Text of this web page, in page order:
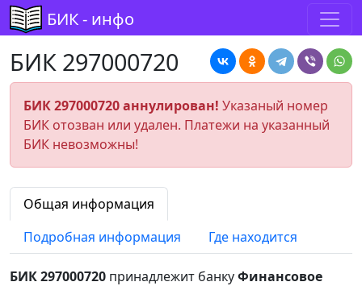
БИК - инфо
БИК 297000720
БИК 297000720 аннулирован! Указаный номер
БИК отозван или удален. Платежи на указанный
БИК невозможны!
Общая информация
Подробная информация
Где находится
БИК 297000720 принадлежит банкуФинансовое